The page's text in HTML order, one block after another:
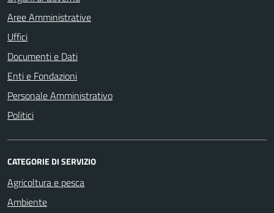
Aree Amministrative
Uffici
Documenti e Dati
Enti e Fondazioni
Personale Amministrativo
Politici
CATEGORIE DI SERVIZIO
Agricoltura e pesca
Ambiente